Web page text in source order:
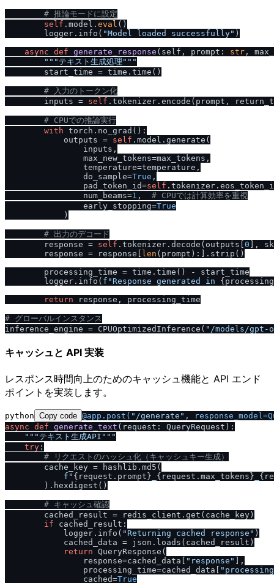
# 推論モードに設定
self .model. eval ()
        logger.info(
"Model loaded successfully" )
async def generate_response ( self, prompt: str ,
"""テキスト生成処理"""
        start_time = time.time()
# 入力のトークン化
        inputs =
self .tokenizer.encode(prompt,
# CPUでの推論実行
with torch.no_grad():
            outputs =
self .model.generate(
                inputs,
                max_new_tokens=max_tokens,
                temperature=temperature,
                do_sample=
True ,
                pad_token_id=
self
                num_beams=
1 , # CPUでは計算効率を重視
                early_stopping=
True
            )
# 出力のデコード
        response =
self .tokenizer.decode(outputs[ 0 ],
        response = response[
len (prompt):].strip()
        processing_time = time.time() - start_time
        logger.info(
f"Response generated in
return response, processing_time
# グローバルインスタンス
inference_engine = CPUOptimizedInference( " /models /gpt-
キャッシュと API 実装
レスポンス時間向上のためのキャッシュ機能と API エンド
ポイントを実装します。
python Copy code @app.post( "/generate" ,
async def generate_text ( request: QueryRequest ):
"""テキスト生成API"""
try :
# リクエストのハッシュ化（キャッシュキー生成）
        cache_key = hashlib.md5(
f" {request.prompt} {request.max_tokens}
        ).hexdigest()
# キャッシュ確認
        cached_result = redis_client.get(cache_key)
if cached_result:
            logger.info(
"Returning cached response" )
            cached_data = json.loads(cached_result)
return QueryResponse(
                response=cached_data[
"response"
],
                processing_time=cached_data[
                cached=
True